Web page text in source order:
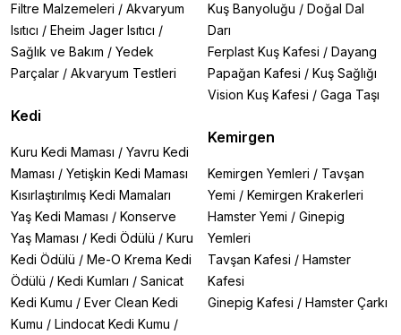
Filtre Malzemeleri / Akvaryum
Isıtıcı / Eheim Jager Isıtıcı /
Sağlık ve Bakım / Yedek
Parçalar / Akvaryum Testleri
Kedi
Kuru Kedi Maması / Yavru Kedi
Maması / Yetişkin Kedi Maması
Kısırlaştırılmış Kedi Mamaları
Yaş Kedi Maması / Konserve
Yaş Maması / Kedi Ödülü / Kuru
Kedi Ödülü / Me-O Krema Kedi
Ödülü / Kedi Kumları / Sanicat
Kedi Kumu / Ever Clean Kedi
Kumu / Lindocat Kedi Kumu /
Kuş Banyoluğu / Doğal Dal
Darı
Ferplast Kuş Kafesi / Dayang
Papağan Kafesi / Kuş Sağlığı
Vision Kuş Kafesi / Gaga Taşı
Kemirgen
Kemirgen Yemleri / Tavşan
Yemi / Kemirgen Krakerleri
Hamster Yemi / Ginepig
Yemleri
Tavşan Kafesi / Hamster
Kafesi
Ginepig Kafesi / Hamster Çarkı